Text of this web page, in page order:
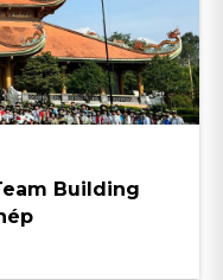
Building